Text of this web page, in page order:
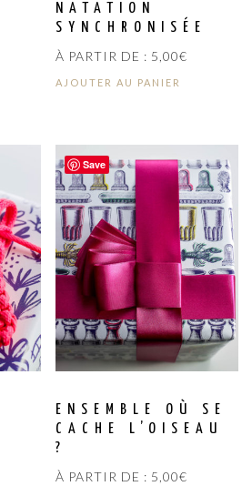
NATATION
SYNCHRONISÉE
À PARTIR DE : 5,00€
AJOUTER AU PANIER
Save
ENSEMBLE OÙ SE
CACHE L’OISEAU
?
À PARTIR DE : 5,00€